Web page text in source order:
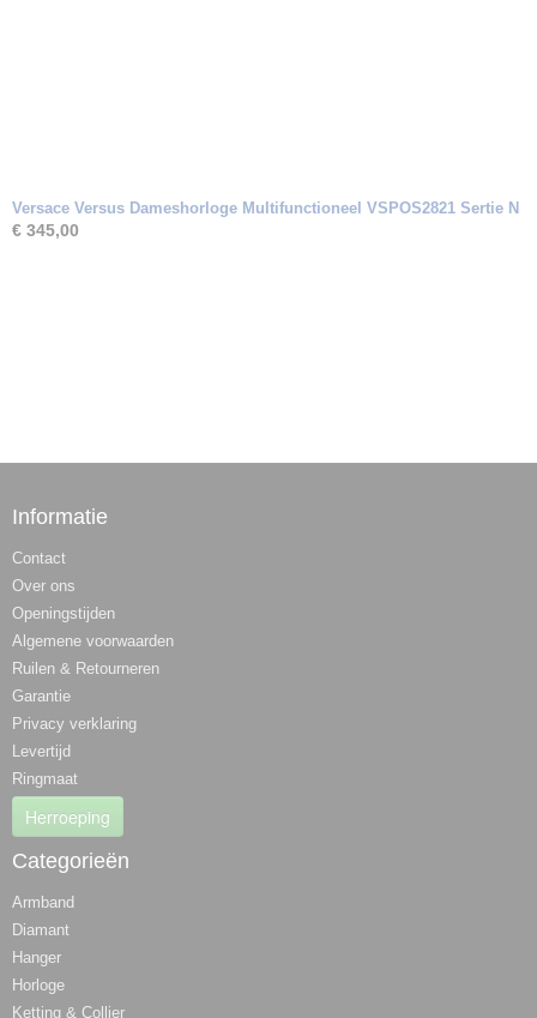
Versace Versus Dameshorloge Multifunctioneel VSPOS2821 Sertie N
€ 345,00
Informatie
Contact
Over ons
Openingstijden
Algemene voorwaarden
Ruilen & Retourneren
Garantie
Privacy verklaring
Levertijd
Ringmaat
Herroeping
Categorieën
Armband
Diamant
Hanger
Horloge
Ketting & Collier